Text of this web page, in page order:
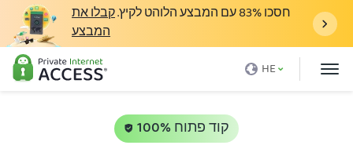
חסכו83%עם המבצע הלוהט לקיץ.קבלו את
המבצע
HE
מה זה VPN
100% קוד פתוח